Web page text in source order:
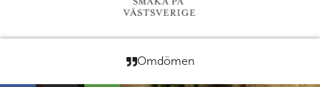
Omdömen